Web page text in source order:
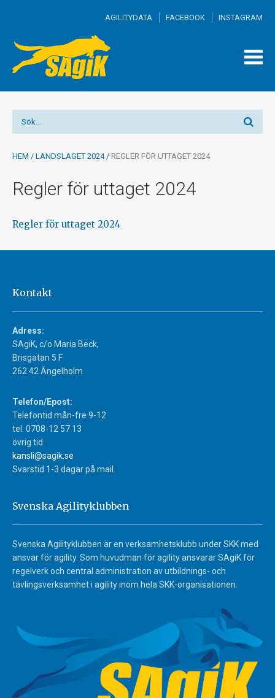
AGILITYDATA FACEBOOK INSTAGRAM
HEM / LANDSLAGET 2024/ REGLER FÖR UTTAGET 2024
Regler för uttaget 2024
Regler för uttaget 2024
Kontakt
Adress:
SAgiK, c/o Maria Beck,
Brisgatan 5 F
262 42 Ängelholm
Telefon/Epost:
Telefontid mån-fre 9-12
tel: 0708-12 57 13
övrig tid
kansli@sagik.se
Svarstid 1-3 dagar på mail.
Svenska Agilityklubben
Svenska Agilityklubben är en verksamhetsklubb under SKK med
ansvar för agility. Som huvudman för agility ansvarar SAgiK för
regelverk och central administration av utbildnings- och
tävlingsverksamhet i agility inom hela SKK-organisationen.